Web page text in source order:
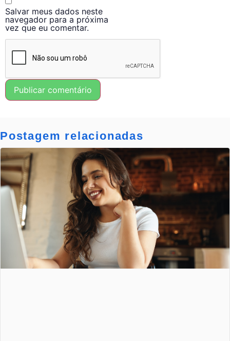
Salvar meus dados neste
navegador para a próxima
vez que eu comentar.
Postagem relacionadas